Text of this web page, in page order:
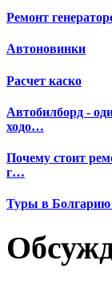
Ремонт
Автоновинки
Расчет каско
Автобилборд -
ходо…
Почему стоит
г…
Туры в